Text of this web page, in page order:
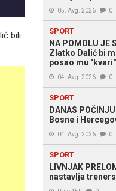
bili
05. Avg. 2026 0
SPORT
NA POMOLU JE
Zlatko Dalić bi
posao mu
04. Avg. 2026 0
SPORT
DANAS
Bosne i
04. Avg. 2026 0
SPORT
LIVNJAK
nastavlja